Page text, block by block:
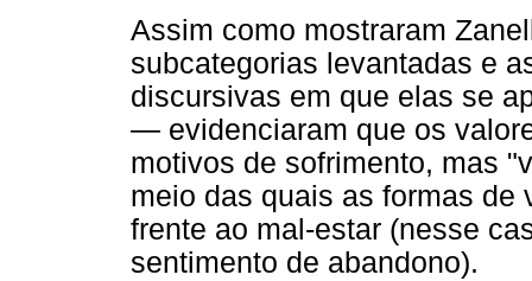
Assim como mostraram
subcategorias levantadas e
discursivas em que elas se
— evidenciaram que os
motivos de sofrimento, mas
meio das quais as formas de
frente ao mal-estar (nesse
sentimento de abandono).